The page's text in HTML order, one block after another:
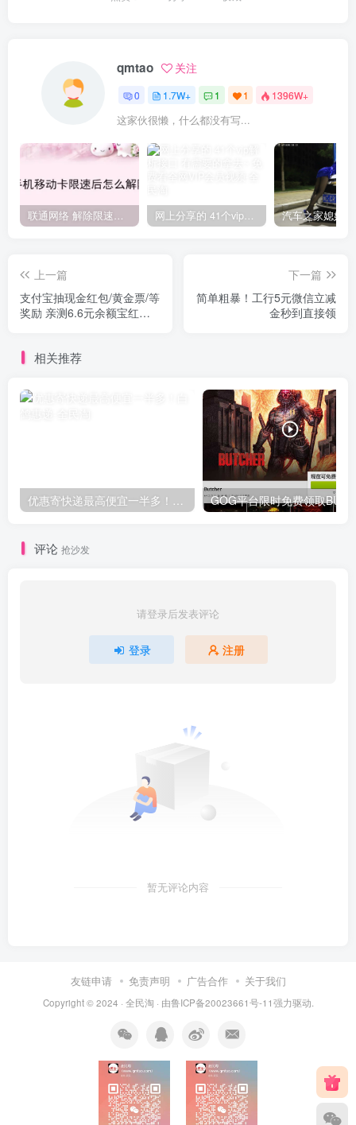
qmtao 关注
0 1.7W+ 1 1 1396W+
这家伙很懒，什么都没有写...
上一篇
支付宝抽现金红包/黄金票/等
奖励 亲测6.6元余额宝红包
下一篇
简单粗暴！工行5元微信立减
金秒到直接领
相关推荐
评论 抢沙发
请登录后发表评论
登录 注册
暂无评论内容
友链申请 免责声明 广告合作 关于我们
Copyright © 2024 · 全民淘 · 由鲁ICP备20023661号-11强力驱动.